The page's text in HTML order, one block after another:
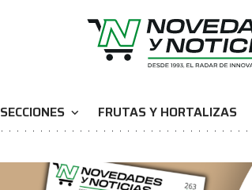
SECCIONES expand_more FRUTAS Y HORTALIZAS